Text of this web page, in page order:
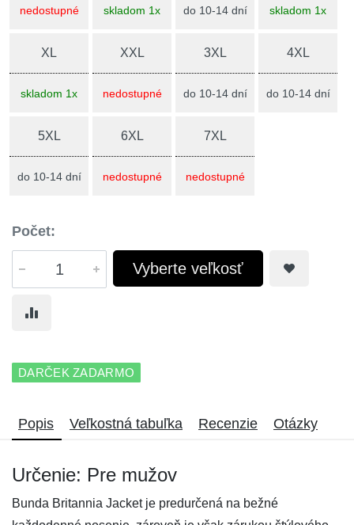
nedostupné skladom 1x do 10-14 dní skladom 1x
XL
skladom 1x
XXL
nedostupné
3XL
do 10-14 dní
4XL
do 10-14 dní
5XL
do 10-14 dní
6XL
nedostupné
7XL
nedostupné
Počet:
Vyberte veľkosť
DARČEK ZADARMO
Popis Veľkostná tabuľka Recenzie Otázky
Určenie: Pre mužov
Bunda Britannia Jacket je predurčená na bežné